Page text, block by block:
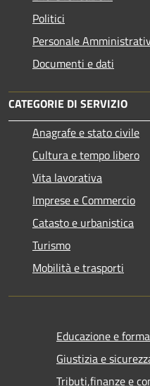
Politici
Personale
Documenti e dati
CATEGORIE DI SERVIZIO
Anagrafe e stato civile
Cultura e tempo libero
Vita lavorativa
Imprese e Commercio
Catasto e urbanistica
Turismo
Mobilità e trasporti
Educazione e
Giustizia e
Tributi,finanze e